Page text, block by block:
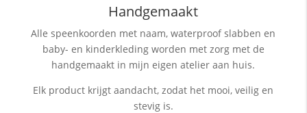
Handgemaakt
Alle speenkoorden met naam, waterproof slabbenen
baby- en kinderkleding worden met zorg met de
handgemaakt in mijn eigen atelier aan huis.
Elk product krijgt aandacht, zodat het mooi, veilig en
stevig is.